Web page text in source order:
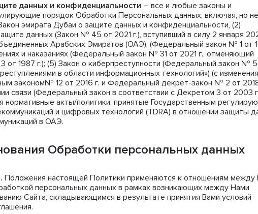
данных и конфиденциальности – все и любые законы и
порядок Обработки Персональных данных, включая, но не
эмирата Дубаи о защите данных и конфиденциальности, (2)
данных (Закон № 45 от 2021 г.), вступивший в силу 2 января
Арабских Эмиратов (ОАЭ), (Федеральный закон № 1 от
и наказаниях (Федеральный закон № 31 от 2021 г., отменяющий
1987 г.); (5) Закон о киберпреступности (Федеральный закон № 5
в области информационных технологий») (с
законом№ 12 от 2016 г. и Федеральный декрет-закон № 2 от 2018
связи (Федеральный закон в соответствии с Декретом 3 от 2003
нормативные акты/политики, принятые Государственным
и цифровых технологий (TDRA) в отношении защиты
в ОАЭ.
Обработки персональных данных
Положения настоящей Политики применяются к отношениям между
персональных данных в рамках возникающих между Нами
Сайта, складывающимся в результате принятия Вами условий